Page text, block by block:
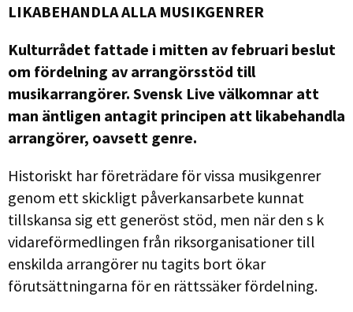
LIKABEHANDLA ALLA MUSIKGENRER
Kulturrådet fattade i mitten av februari beslut
om fördelning av arrangörsstöd till
musikarrangörer. Svensk Live välkomnar att
man äntligen antagit principen att likabehandla
arrangörer, oavsett genre.
Historiskt har företrädare för vissa musikgenrer
genom ett skickligt påverkansarbete kunnat
tillskansa sig ett generöst stöd, men när den s k
vidareförmedlingen från riksorganisationer till
enskilda arrangörer nu tagits bort ökar
förutsättningarna för en rättssäker fördelning.